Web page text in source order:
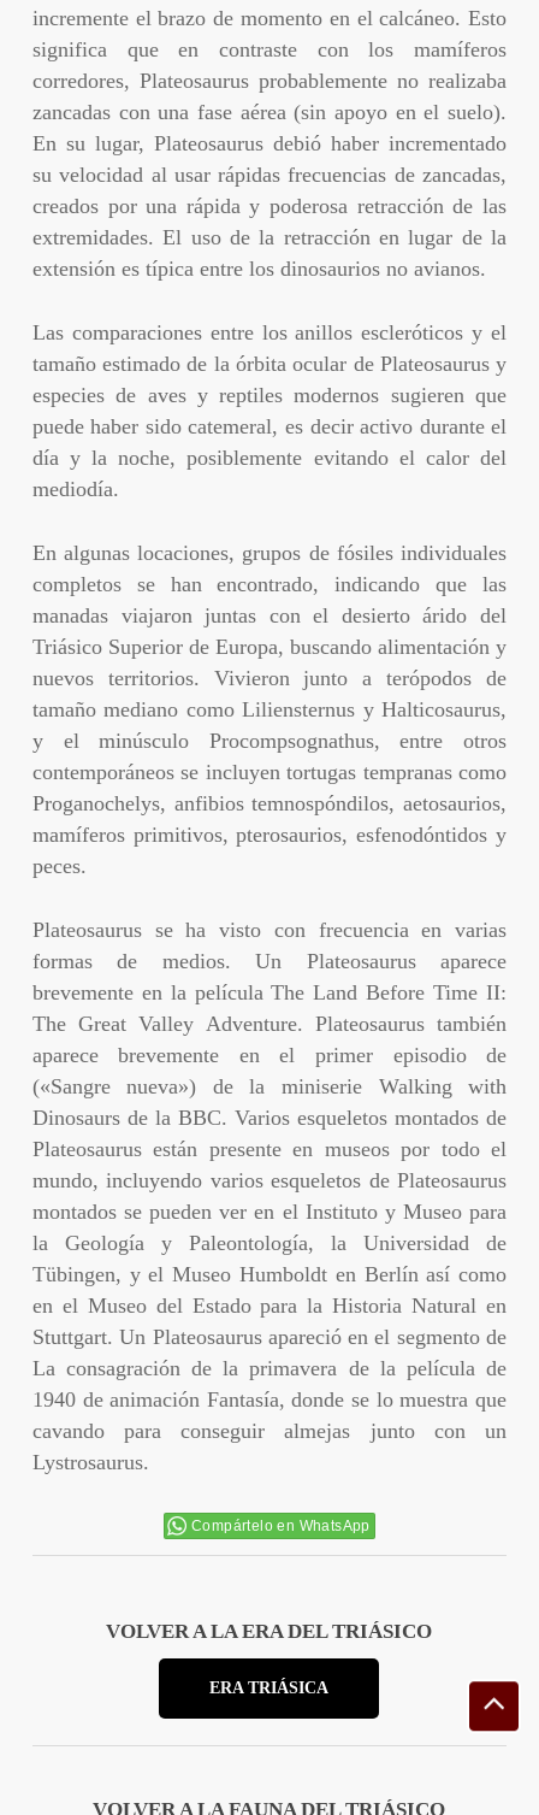
incremente el brazo de momento en el calcáneo. Esto
significa que en contraste con los mamíferos
corredores, Plateosaurus probablemente no realizaba
zancadas con una fase aérea (sin apoyo en el suelo).
En su lugar, Plateosaurus debió haber incrementado
su velocidad al usar rápidas frecuencias de zancadas,
creados por una rápida y poderosa retracción de las
extremidades. El uso de la retracción en lugar de la
extensión es típica entre los dinosaurios no avianos.
Las comparaciones entre los anillos escleróticos y el
tamaño estimado de la órbita ocular de Plateosaurus y
especies de aves y reptiles modernos sugieren que
puede haber sido catemeral, es decir activo durante el
día y la noche, posiblemente evitando el calor del
mediodía.
En algunas locaciones, grupos de fósiles individuales
completos se han encontrado, indicando que las
manadas viajaron juntas con el desierto árido del
Triásico Superior de Europa, buscando alimentación y
nuevos territorios. Vivieron junto a terópodos de
tamaño mediano como Liliensternus y Halticosaurus,
y el minúsculo Procompsognathus, entre otros
contemporáneos se incluyen tortugas tempranas como
Proganochelys, anfibios temnospóndilos, aetosaurios,
mamíferos primitivos, pterosaurios, esfenodóntidos y
peces.
Plateosaurus se ha visto con frecuencia en varias
formas de medios. Un Plateosaurus aparece
brevemente en la película The Land Before Time II:
The Great Valley Adventure. Plateosaurus también
aparece brevemente en el primer episodio de
(«Sangre nueva») de la miniserie Walking with
Dinosaurs de la BBC. Varios esqueletos montados de
Plateosaurus están presente en museos por todo el
mundo, incluyendo varios esqueletos de Plateosaurus
montados se pueden ver en el Instituto y Museo para
la Geología y Paleontología, la Universidad de
Tübingen, y el Museo Humboldt en Berlín así como
en el Museo del Estado para la Historia Natural en
Stuttgart. Un Plateosaurus apareció en el segmento de
La consagración de la primavera de la película de
1940 de animación Fantasía, donde se lo muestra que
cavando para conseguir almejas junto con un
Lystrosaurus.
Compártelo en WhatsApp
VOLVER A LA ERA DEL TRIÁSICO
ERA TRIÁSICA
VOLVER A LA FAUNA DEL TRIÁSICO